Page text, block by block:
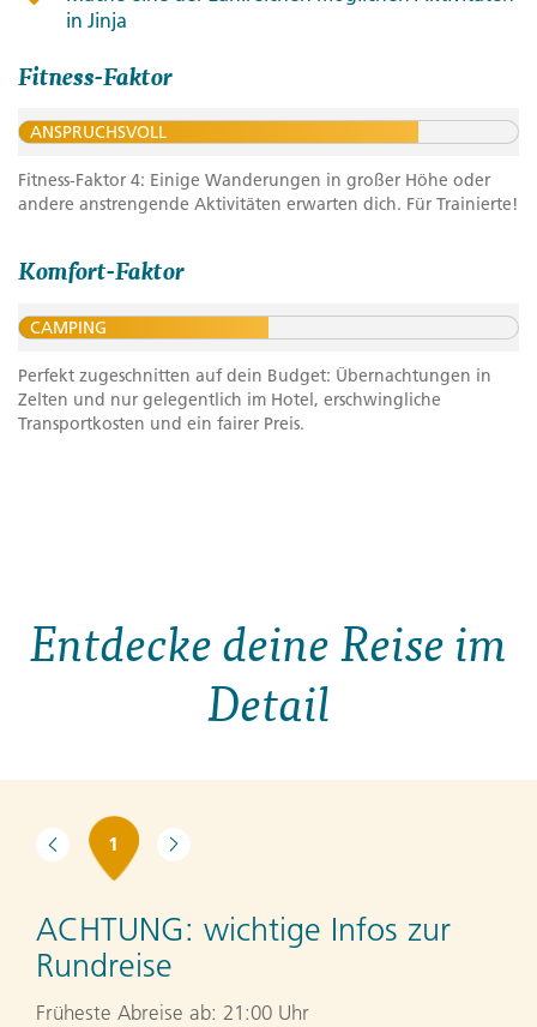
in Jinja
Fitness-Faktor
ANSPRUCHSVOLL
Fitness-Faktor 4: Einige Wanderungen in großer Höhe oder
andere anstrengende Aktivitäten erwarten dich. Für Trainierte!
Komfort-Faktor
CAMPING
Perfekt zugeschnitten auf dein Budget: Übernachtungen in
Zelten und nur gelegentlich im Hotel, erschwingliche
Transportkosten und ein fairer Preis.
Entdecke deine Reise im
Detail
1
ACHTUNG: wichtige Infos zur
Rundreise
Früheste Abreise ab: 21:00 Uhr